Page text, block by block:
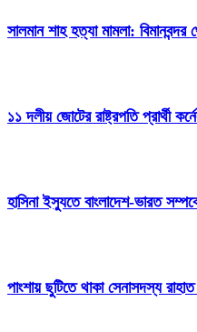
সালমান শাহ হত্যা মামলা:
১১ দলীয় জোটের রাষ্ট্রপতি প্রার্থী
হাসিনা ইস্যুতে বাংলাদেশ-ভারত
পাংশায় ছুটিতে থাকা সেনাসদস্য